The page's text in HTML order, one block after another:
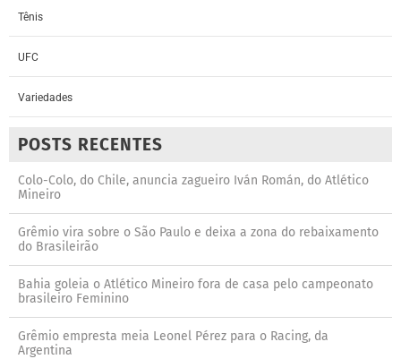
Tênis
UFC
Variedades
POSTS RECENTES
Colo-Colo, do Chile, anuncia zagueiro Iván Román, do Atlético
Mineiro
Grêmio vira sobre o São Paulo e deixa a zona do rebaixamento
do Brasileirão
Bahia goleia o Atlético Mineiro fora de casa pelo campeonato
brasileiro Feminino
Grêmio empresta meia Leonel Pérez para o Racing, da
Argentina